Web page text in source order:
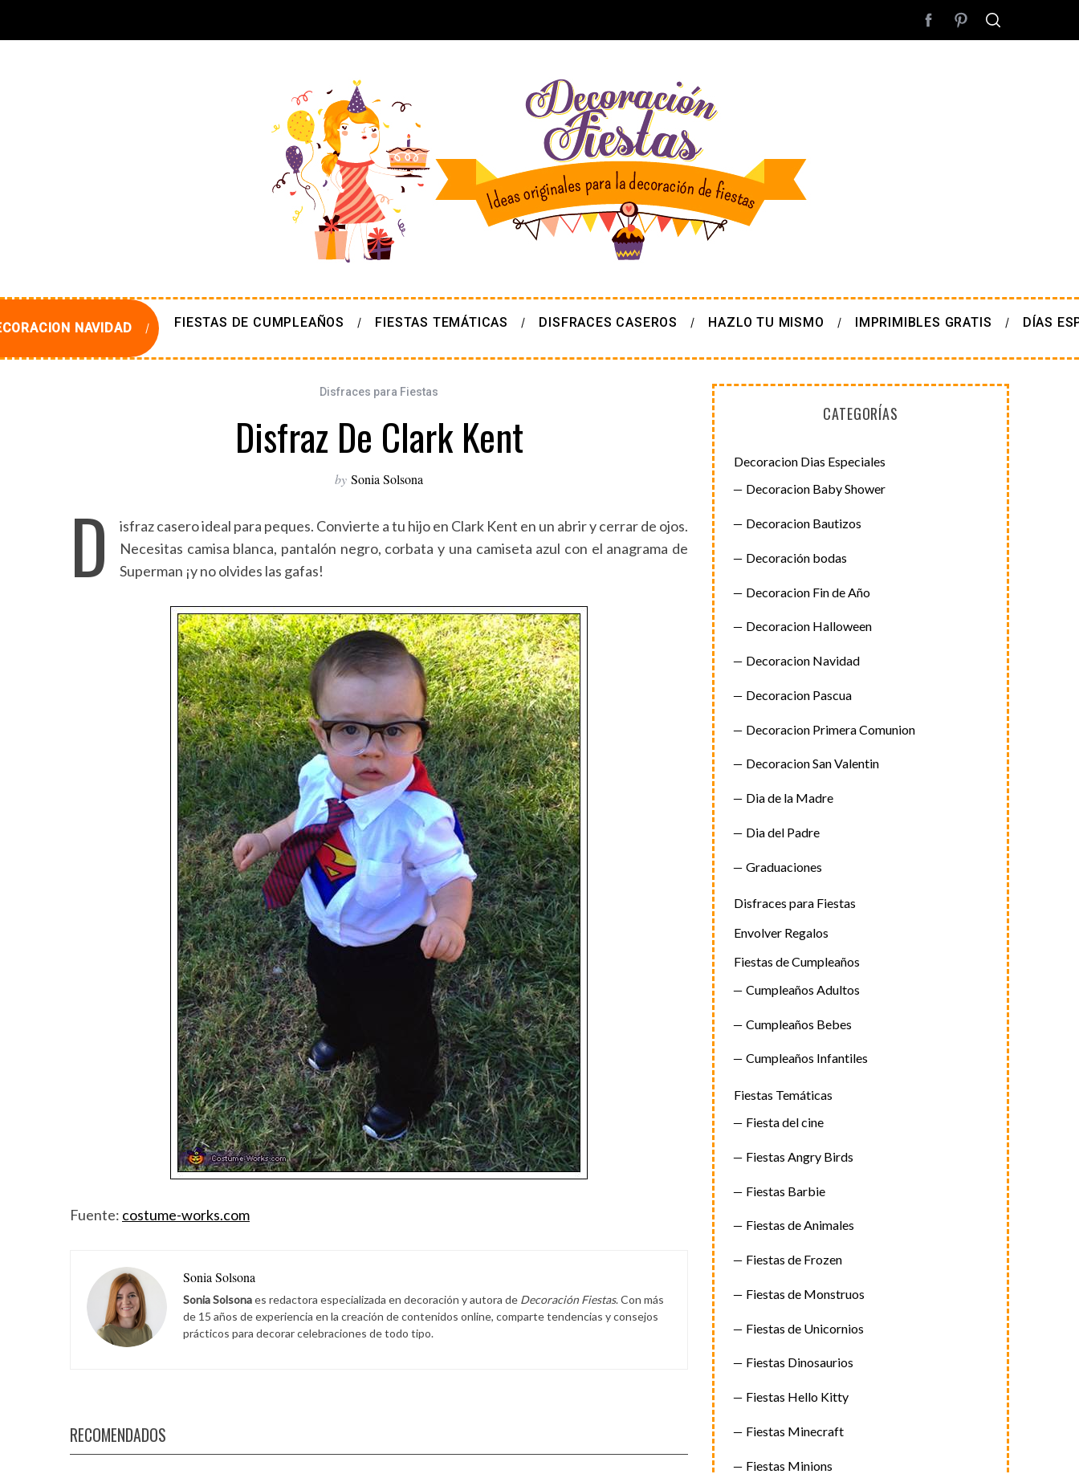
NAVIDAD FIESTAS DE CUMPLEAÑOS FIESTAS TEMÁTICAS DISFRACES CASEROS HAZLO TU MISMO IMPRIMIBLES GRATIS DÍAS
Disfraces para Fiestas
Disfraz De Clark Kent
by Sonia Solsona
D
isfraz casero ideal para peques. Convierte a tu hijo en Clark Kent en un abrir y cerrar de ojos.
Necesitas camisa blanca, pantalón negro, corbata y una camiseta azul con el anagrama de
Superman ¡y no olvides las gafas!
Fuente: costume-works.com
Sonia Solsona
Sonia Solsonaes redactora especializada en decoración y autora de Decoración Fiestas. Con más
de 15 años de experiencia en la creación de contenidos online, comparte tendencias y consejos
prácticos para decorar celebraciones de todo tipo.
RECOMENDADOS
CATEGORÍAS
Decoracion Dias Especiales
Decoracion Baby Shower
Decoracion Bautizos
Decoración bodas
Decoracion Fin de Año
Decoracion Halloween
Decoracion Navidad
Decoracion Pascua
Decoracion Primera Comunion
Decoracion San Valentin
Dia de la Madre
Dia del Padre
Graduaciones
Disfraces para Fiestas
Envolver Regalos
Fiestas de Cumpleaños
Cumpleaños Adultos
Cumpleaños Bebes
Cumpleaños Infantiles
Fiestas Temáticas
Fiesta del cine
Fiestas Angry Birds
Fiestas Barbie
Fiestas de Animales
Fiestas de Frozen
Fiestas de Monstruos
Fiestas de Unicornios
Fiestas Dinosaurios
Fiestas Hello Kitty
Fiestas Minecraft
Fiestas Minions